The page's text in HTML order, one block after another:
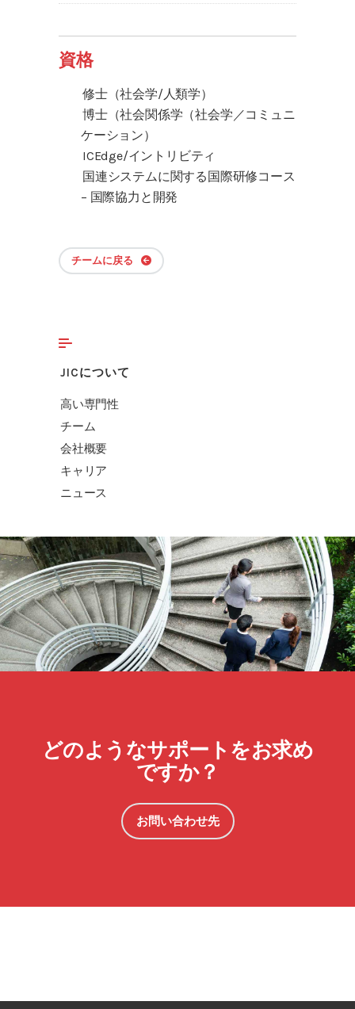
資格
修士（社会学/人類学）
博士（社会関係学（社会学／コミュニ
ケーション）
ICEdge/イントリビティ
国連システムに関する国際研修コース
– 国際協力と開発
チームに戻る
JICについて
高い専門性
チーム
会社概要
キャリア
ニュース
どのようなサポートをお求め
ですか？
お問い合わせ先